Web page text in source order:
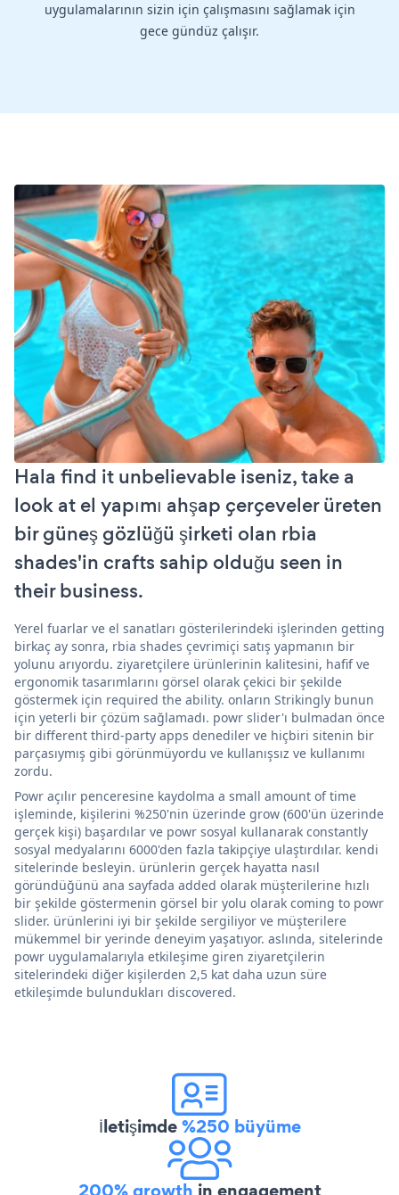
uygulamalarının sizin için çalışmasını sağlamak için
gece gündüz çalışır.
Hala find it unbelievable iseniz, take a
look at el yapımı ahşap çerçeveler üreten
bir güneş gözlüğü şirketi olan rbia
shades'in crafts sahip olduğu seen in
their business.
Yerel fuarlar ve el sanatları gösterilerindeki işlerinden getting
birkaç ay sonra, rbia shades çevrimiçi satış yapmanın bir
yolunu arıyordu. ziyaretçilere ürünlerinin kalitesini, hafif ve
ergonomik tasarımlarını görsel olarak çekici bir şekilde
göstermek için required the ability. onların Strikingly bunun
için yeterli bir çözüm sağlamadı. powr slider'ı bulmadan önce
bir different third-party apps denediler ve hiçbiri sitenin bir
parçasıymış gibi görünmüyordu ve kullanışsız ve kullanımı
zordu.
Powr açılır penceresine kaydolma a small amount of time
işleminde, kişilerini %250'nin üzerinde grow (600'ün üzerinde
gerçek kişi) başardılar ve powr sosyal kullanarak constantly
sosyal medyalarını 6000'den fazla takipçiye ulaştırdılar. kendi
sitelerinde besleyin. ürünlerin gerçek hayatta nasıl
göründüğünü ana sayfada added olarak müşterilerine hızlı
bir şekilde göstermenin görsel bir yolu olarak coming to powr
slider. ürünlerini iyi bir şekilde sergiliyor ve müşterilere
mükemmel bir yerinde deneyim yaşatıyor. aslında, sitelerinde
powr uygulamalarıyla etkileşime giren ziyaretçilerin
sitelerindeki diğer kişilerden 2,5 kat daha uzun süre
etkileşimde bulundukları discovered.
İletişimde%250 büyüme